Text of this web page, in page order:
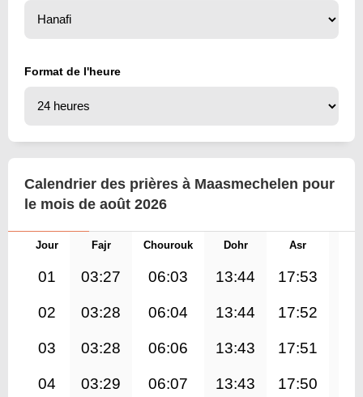
Format de l'heure
Calendrier des prières à Maasmechelen pour
le mois de août 2026
Jour Fajr Chourouk Dohr Asr
01 03:27 06:03 13:44 17:53
02 03:28 06:04 13:44 17:52
03 03:28 06:06 13:43 17:51
04 03:29 06:07 13:43 17:50